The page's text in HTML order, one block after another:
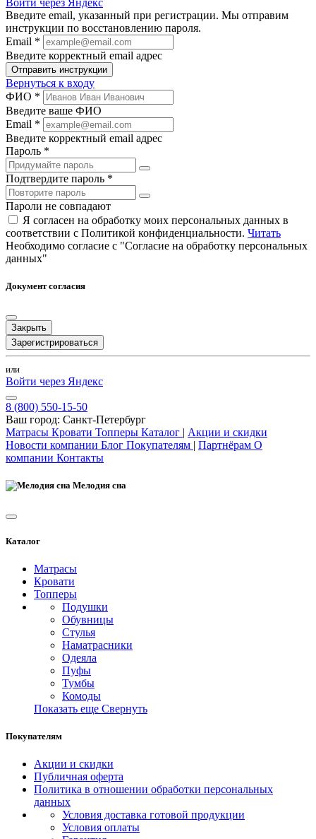
Введите email, указанный при регистрации. Мы отправим
инструкции по восстановлению пароля.
Email *
Введите корректный email адрес
Отправить инструкции
Вернуться к входу
ФИО *
Введите ваше ФИО
Email *
Введите корректный email адрес
Пароль *
Подтвердите пароль *
Пароли не совпадают
Я согласен на обработку моих персональных данных в
соответствии с Политикой конфиденциальности. Читать
Необходимо согласие с "Согласие на обработку персональных
данных"
Документ согласия
Закрыть
Зарегистрироваться
или
Войти через Яндекс
8 (800) 550-15-50
Ваш город: Санкт-Петербург
Матрасы Кровати Топперы Каталог | Акции и скидки
Новости компании Блог Покупателям | Партнёрам О
компании Контакты
Мелодия сна
Каталог
Матрасы
Кровати
Топперы
Подушки
Обувницы
Стулья
Наматрасники
Одеяла
Пуфы
Тумбы
Комоды
Показать еще Свернуть
Покупателям
Акции и скидки
Публичная оферта
Политика в отношении обработки персональных
данных
Условия доставка готовой продукции
Условия оплаты